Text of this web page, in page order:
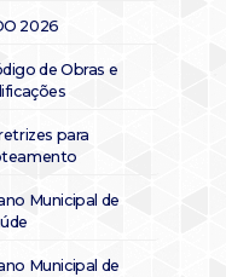
2026
de Obras e
para
Municipal de
Municipal de